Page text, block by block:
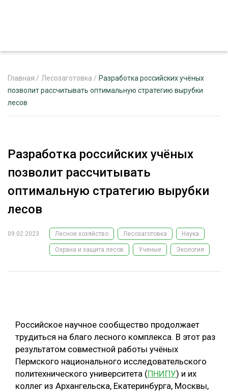
ЖУРНАЛ «ЛЕСНОЙ КОМПЛЕКС»
РЕКЛАМОДАТЕЛЯМ
ЛЕСНОЕ ХОЗЯЙСТВО
ОБРАБОТКА ДРЕВЕСИНЫ
ПРОИЗВОДСТВО ДРЕВЕСНЫХ ПЛИТ
ЦБП
КОМПЛЕКСНАЯ ПЕРЕРАБОТКА
ПОДБОРКИ СТАТЕЙ
ЭКСПЕРТНОЕ МНЕНИЕ
Главная / Лесозаготовка / Разработка российских учёных
позволит рассчитывать оптимальную стратегию вырубки
лесов
Разработка российских учёных
позволит рассчитывать
оптимальную стратегию вырубки
лесов
09.02.2023 Лесное хозяйство Лесозаготовка Наука
Охрана и защита лесов Ученые Экология
Российское научное сообщество продолжает
трудиться на благо лесного комплекса. В этот раз
результатом совместной работы учёных
Пермского национального исследовательского
политехнического университета (ПНИПУ) и их
коллег из Архангельска, Екатеринбурга, Москвы,